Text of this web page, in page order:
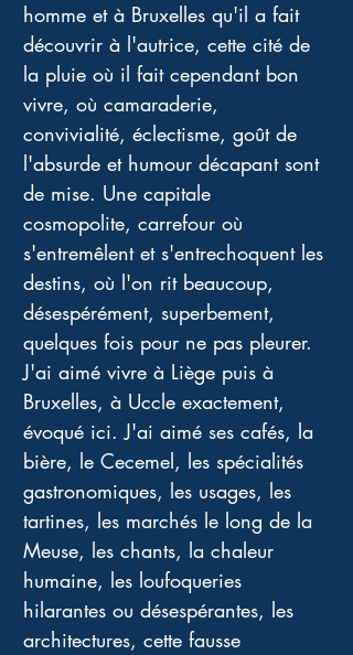
homme et à Bruxelles qu'il a fait
découvrir à l'autrice, cette cité de
la pluie où il fait cependant bon
vivre, où camaraderie,
convivialité, éclectisme, goût de
l'absurde et humour décapant sont
de mise. Une capitale
cosmopolite, carrefour où
s'entremêlent et s'entrechoquent les
destins, où l'on rit beaucoup,
désespérément, superbement,
quelques fois pour ne pas pleurer.
J'ai aimé vivre à Liège puis à
Bruxelles, à Uccle exactement,
évoqué ici. J'ai aimé ses cafés, la
bière, le Cecemel, les spécialités
gastronomiques, les usages, les
tartines, les marchés le long de la
Meuse, les chants, la chaleur
humaine, les loufoqueries
hilarantes ou désespérantes, les
architectures, cette fausse